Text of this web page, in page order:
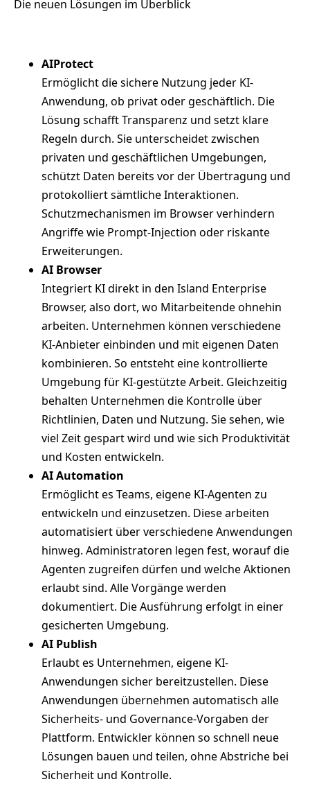
Die neuen Lösungen im Überblick
AIProtect
Ermöglicht die sichere Nutzung jeder KI-
Anwendung, ob privat oder geschäftlich. Die
Lösung schafft Transparenz und setzt klare
Regeln durch. Sie unterscheidet zwischen
privaten und geschäftlichen Umgebungen,
schützt Daten bereits vor der Übertragung und
protokolliert sämtliche Interaktionen.
Schutzmechanismen im Browser verhindern
Angriffe wie Prompt-Injection oder riskante
Erweiterungen.
AI Browser
Integriert KI direkt in den Island Enterprise
Browser, also dort, wo Mitarbeitende ohnehin
arbeiten. Unternehmen können verschiedene
KI-Anbieter einbinden und mit eigenen Daten
kombinieren. So entsteht eine kontrollierte
Umgebung für KI-gestützte Arbeit. Gleichzeitig
behalten Unternehmen die Kontrolle über
Richtlinien, Daten und Nutzung. Sie sehen, wie
viel Zeit gespart wird und wie sich Produktivität
und Kosten entwickeln.
AI Automation
Ermöglicht es Teams, eigene KI-Agenten zu
entwickeln und einzusetzen. Diese arbeiten
automatisiert über verschiedene Anwendungen
hinweg. Administratoren legen fest, worauf die
Agenten zugreifen dürfen und welche Aktionen
erlaubt sind. Alle Vorgänge werden
dokumentiert. Die Ausführung erfolgt in einer
gesicherten Umgebung.
AI Publish
Erlaubt es Unternehmen, eigene KI-
Anwendungen sicher bereitzustellen. Diese
Anwendungen übernehmen automatisch alle
Sicherheits- und Governance-Vorgaben der
Plattform. Entwickler können so schnell neue
Lösungen bauen und teilen, ohne Abstriche bei
Sicherheit und Kontrolle.